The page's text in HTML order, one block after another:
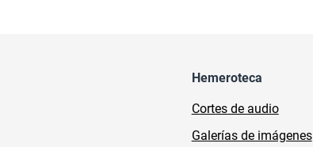
Hemeroteca
Cortes de audio
Galerías de imágenes